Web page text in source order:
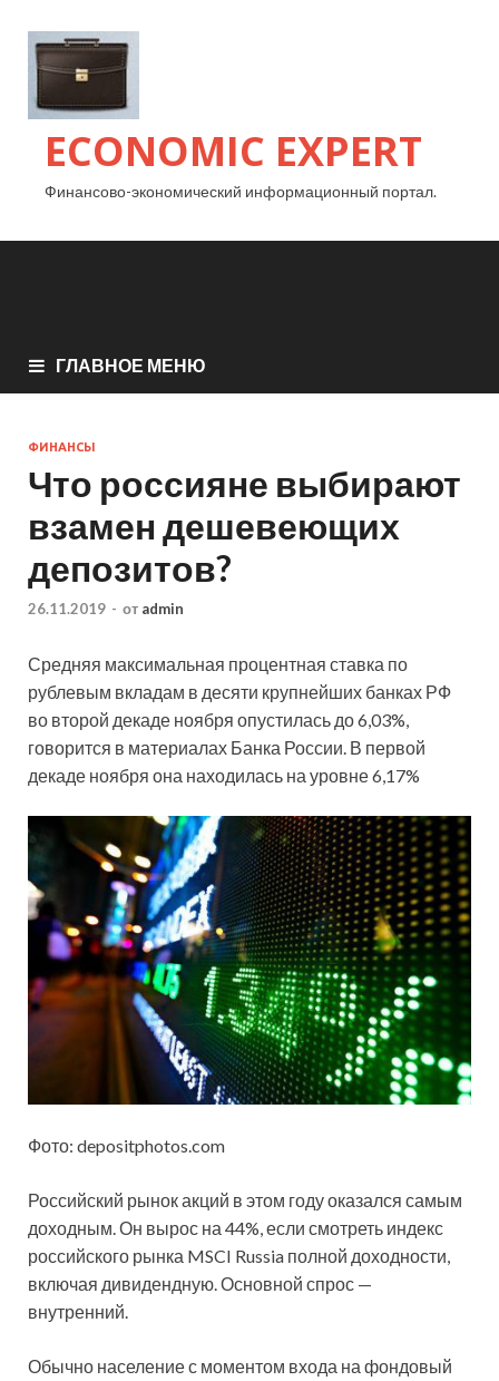
ECONOMIC EXPERT
Финансово-экономический информационный портал.
ГЛАВНОЕ МЕНЮ
ФИНАНСЫ
Что россияне выбирают
взамен дешевеющих
депозитов?
26.11.2019 - от admin
Средняя максимальная процентная ставка по
рублевым вкладам в десяти крупнейших банках РФ
во второй декаде ноября опустилась до 6,03%,
говорится в материалах Банка России. В первой
декаде ноября она находилась на уровне 6,17%
Фото: depositphotos.com
Российский рынок акций в этом году оказался самым
доходным. Он вырос на 44%, если смотреть индекс
российского рынка MSCI Russia полной доходности,
включая дивидендную. Основной спрос —
внутренний.
Обычно население с моментом входа на фондовый